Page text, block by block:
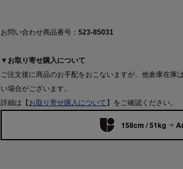
お問い合わせ商品番号： 523-85031
▼お取り寄せ購入について
ご注文後に商品のお手配をおこないますが、他倉庫在庫
い場合がございます。
詳細は【 お取り寄せ購入について 】をご確認ください。
158cm / 51kg